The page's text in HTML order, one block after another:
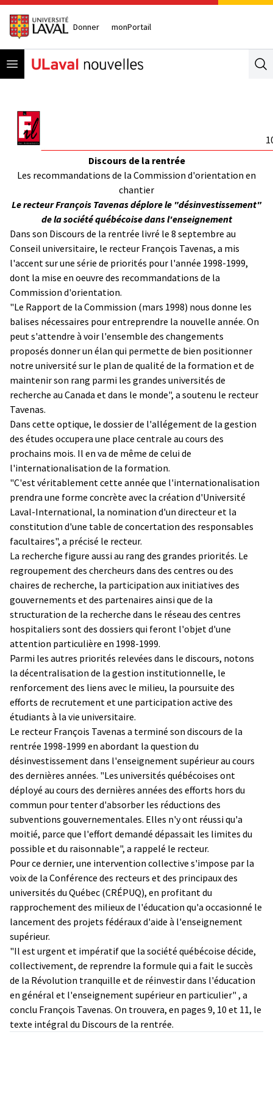
Donner monPortail
Open menu
Discours de la rentrée
Les recommandations de la Commission d'orientation en
chantier
Le recteur François Tavenas déplore le "désinvestissement"
de la société québécoise dans l'enseignement
Dans son Discours de la rentrée livré le 8 septembre au
Conseil universitaire, le recteur François Tavenas, a mis
l'accent sur une série de priorités pour l'année 1998-1999,
dont la mise en oeuvre des recommandations de la
Commission d'orientation.
"Le Rapport de la Commission (mars 1998) nous donne les
balises nécessaires pour entreprendre la nouvelle année. On
peut s'attendre à voir l'ensemble des changements
proposés donner un élan qui permette de bien positionner
notre université sur le plan de qualité de la formation et de
maintenir son rang parmi les grandes universités de
recherche au Canada et dans le monde", a soutenu le recteur
Tavenas.
Dans cette optique, le dossier de l'allégement de la gestion
des études occupera une place centrale au cours des
prochains mois. Il en va de même de celui de
l'internationalisation de la formation.
"C'est véritablement cette année que l'internationalisation
prendra une forme concrète avec la création d'Université
Laval-International, la nomination d'un directeur et la
constitution d'une table de concertation des responsables
facultaires", a précisé le recteur.
La recherche figure aussi au rang des grandes priorités. Le
regroupement des chercheurs dans des centres ou des
chaires de recherche, la participation aux initiatives des
gouvernements et des partenaires ainsi que de la
structuration de la recherche dans le réseau des centres
hospitaliers sont des dossiers qui feront l'objet d'une
attention particulière en 1998-1999.
Parmi les autres priorités relevées dans le discours, notons
la décentralisation de la gestion institutionnelle, le
renforcement des liens avec le milieu, la poursuite des
efforts de recrutement et une participation active des
étudiants à la vie universitaire.
Le recteur François Tavenas a terminé son discours de la
rentrée 1998-1999 en abordant la question du
désinvestissement dans l'enseignement supérieur au cours
des dernières années. "Les universités québécoises ont
déployé au cours des dernières années des efforts hors du
commun pour tenter d'absorber les réductions des
subventions gouvernementales. Elles n'y ont réussi qu'a
moitié, parce que l'effort demandé dépassait les limites du
possible et du raisonnable", a rappelé le recteur.
Pour ce dernier, une intervention collective s'impose par la
voix de la Conférence des recteurs et des principaux des
universités du Québec (CRÉPUQ), en profitant du
rapprochement des milieux de l'éducation qu'a occasionné le
lancement des projets fédéraux d'aide à l'enseignement
supérieur.
"Il est urgent et impératif que la société québécoise décide,
collectivement, de reprendre la formule qui a fait le succès
de la Révolution tranquille et de réinvestir dans l'éducation
en général et l'enseignement supérieur en particulier" , a
conclu François Tavenas. On trouvera, en pages 9, 10 et 11, le
texte intégral du Discours de la rentrée.